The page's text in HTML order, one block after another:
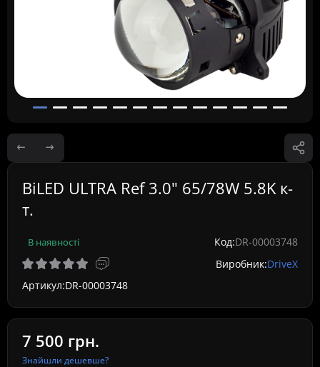
BiLED ULTRA Ref 3.0" 65/78W 5.8K к-
т.
В наявності Код:DR-00003748
Виробник:DriveX
Артикул:DR-00003748
7 500 грн.
Знайшли дешевше?